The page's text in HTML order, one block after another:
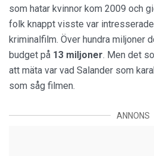
som hatar kvinnor kom 2009 och
folk knappt visste var
kriminalfilm. Över hundra miljoner
budget på 13 miljoner. Men det
att mäta var vad Salander som
som såg filmen.
ANNONS